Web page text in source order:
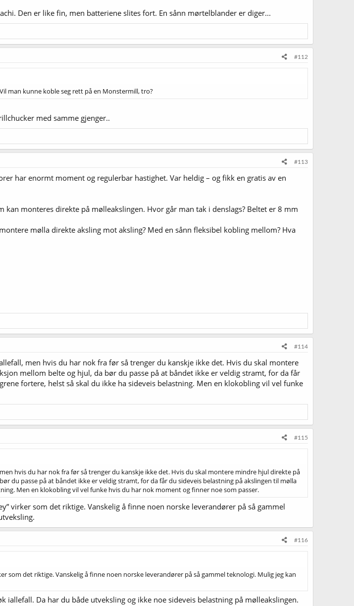
Den er like fin, men batteriene slites fort. En sånn mørtelblander er diger...
#112
man kunne koble seg rett på en Monstermill, tro?
med samme gjenger..
#113
har enormt moment og regulerbar hastighet. Var heldig – og fikk en gratis av en
monteres direkte på mølleakslingen. Hvor går man tak i denslags? Beltet er 8 mm
mølla direkte aksling mot aksling? Med en sånn fleksibel kobling mellom? Hva
#114
men hvis du har nok fra før så trenger du kanskje ikke det. Hvis du skal montere
mellom belte og hjul, da bør du passe på at båndet ikke er veldig stramt, for da får
fortere, helst så skal du ikke ha sideveis belastning. Men en klokobling vil vel funke
#115
hvis du har nok fra før så trenger du kanskje ikke det. Hvis du skal montere mindre hjul direkte på
du passe på at båndet ikke er veldig stramt, for da får du sideveis belastning på akslingen til mølla
Men en klokobling vil vel funke hvis du har nok moment og finner noe som passer.
virker som det riktige. Vanskelig å finne noen norske leverandører på så gammel
#116
som det riktige. Vanskelig å finne noen norske leverandører på så gammel teknologi. Mulig jeg kan
iallefall. Da har du både utveksling og ikke noe sideveis belastning på mølleakslingen.